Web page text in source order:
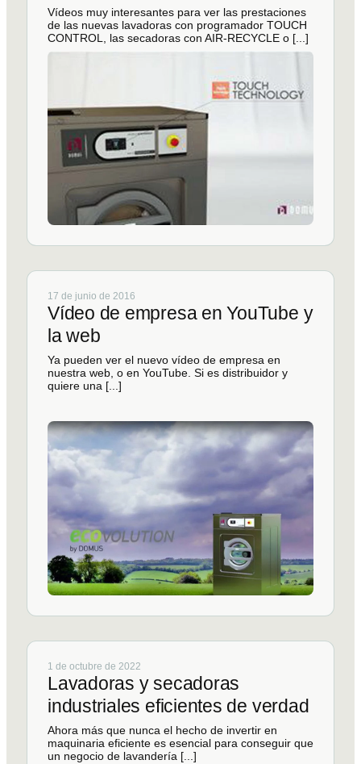
Vídeos muy interesantes para ver las prestaciones
de las nuevas lavadoras con programador TOUCH
CONTROL, las secadoras con AIR-RECYCLE o [...]
17 de junio de 2016
Vídeo de empresa en YouTube y
la web
Ya pueden ver el nuevo vídeo de empresa en
nuestra web, o en YouTube. Si es distribuidor y
quiere una [...]
1 de octubre de 2022
Lavadoras y secadoras
industriales eficientes de verdad
Ahora más que nunca el hecho de invertir en
maquinaria eficiente es esencial para conseguir que
un negocio de lavandería [...]